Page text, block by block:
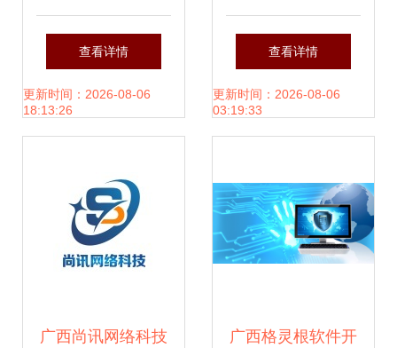
管道设计软件与广
西软件开发的机会
查看详情
更新时间：2026-08-06
18:13:26
缺乏风险投资机制
下的“侏儒”困境与
查看详情
更新时间：2026-08-06
03:19:33
广西尚讯网络科技 广西格灵根软件开